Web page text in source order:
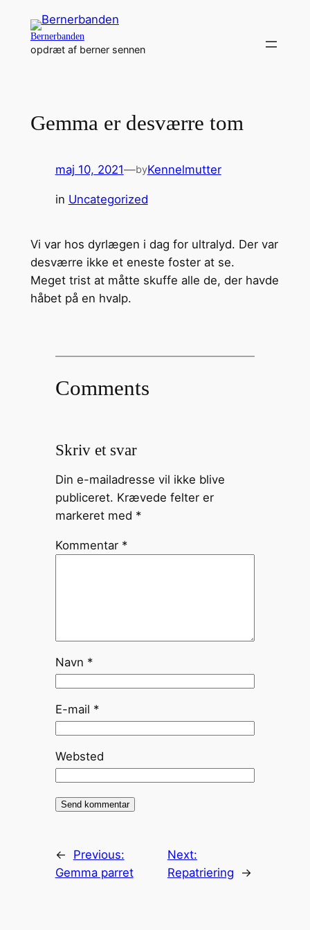
indhold
Bernerbanden
opdræt af berner sennen
Gemma er desværre tom
maj 10, 2021—byKennelmutter
in Uncategorized
Vi var hos dyrlægen i dag for ultralyd. Der var
desværre ikke et eneste foster at se.
Meget trist at måtte skuffe alle de, der havde
håbet på en hvalp.
Comments
Skriv et svar
Din e-mailadresse vil ikke blive
publiceret. Krævede felter er
markeret med *
Kommentar *
Navn *
E-mail *
Websted
←
Previous:
Gemma parret
Next:
Repatriering
→